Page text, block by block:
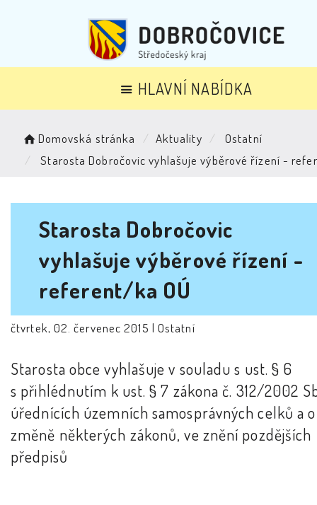
HLAVNÍ NABÍDKA
Domovská stránka Aktuality
Ostatní
Starosta Dobročovic vyhlašuje výběrové řízení -
Starosta Dobročovic
vyhlašuje výběrové řízení -
referent/ka OÚ
čtvrtek, 02. červenec 2015 | Ostatní
Starosta obce vyhlašuje v souladu s ust. § 6
s přihlédnutím k ust. § 7 zákona č. 312/2002
úřednících územních samosprávných celků a o
změně některých zákonů, ve znění pozdějších
předpisů